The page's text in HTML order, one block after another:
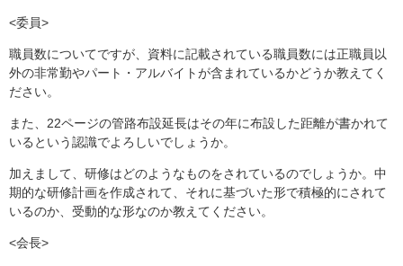
<委員>
職員数についてですが、資料に記載されている職員数には正職員以
外の非常勤やパート・アルバイトが含まれているかどうか教えてく
ださい。
また、22ページの管路布設延長はその年に布設した距離が書かれて
いるという認識でよろしいでしょうか。
加えまして、研修はどのようなものをされているのでしょうか。中
期的な研修計画を作成されて、それに基づいた形で積極的にされて
いるのか、受動的な形なのか教えてください。
<会長>